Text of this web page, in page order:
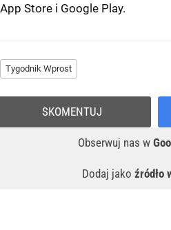
App Store i Google Play.
Tygodnik Wprost
Obserwuj nas w
Dodaj jako źródło
SKOMENTUJ